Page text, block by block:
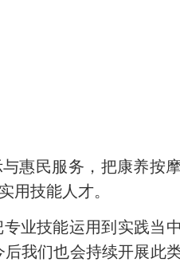
惠民服务，把康养按
用技能人才。
业技能运用到实践当
我们也会持续开展此